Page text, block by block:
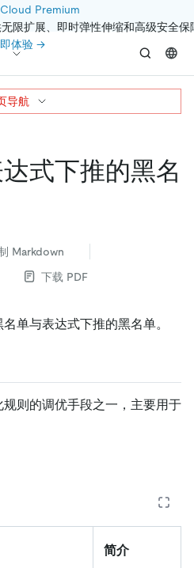
Premium
限扩展、即时弹性伸缩和高级安全保
体验 →
式下推的黑名
Markdown
下载 PDF
单与表达式下推的黑名单。
规则的调优手段之一，主要用于
简介
导航